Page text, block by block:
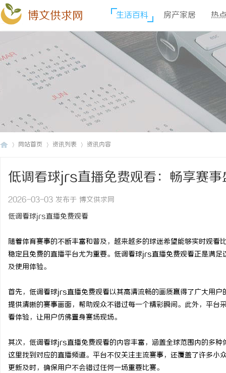
博文供求网 生活百科 房产家居 热
网站首页 资讯列表 资讯内容
低调看球jrs直播免费观看：畅享赛
2026-03-03 发布于 博文供求网
低调看球jrs直播免费观看
随着体育赛事的不断丰富和普及，越来越多的球迷希望能够实时观
稳定且免费的直播平台尤为重要。低调看球jrs直播免费观看正是满
及使用体验。
首先，低调看球jrs直播免费观看以其高清流畅的画质赢得了广大用
提供清晰的赛事画面，帮助观众不错过每一个精彩瞬间。此外，平
看体验，让用户仿佛置身赛场现场。
其次，低调看球jrs直播免费观看的内容丰富，涵盖全球范围内的多
这里找到对应的直播频道。平台不仅关注主流赛事，还覆盖了许多
更新及时，确保用户不会错过任何一场重要比赛。